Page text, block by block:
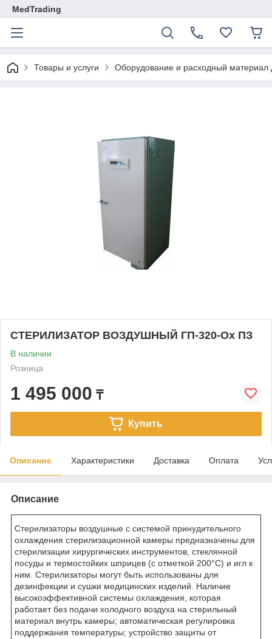
MedTrading
Товары и услуги Оборудование и расходный материал
СТЕРИЛИЗАТОР ВОЗДУШНЫЙ ГП-320-Ох ПЗ
В наличии
Розница
1 495 000 ₸
Купить
Описание Характеристики Доставка Оплата
Описание
Стерилизаторы воздушные с системой принудительного
охлаждения стерилизационной камеры предназначены для
стерилизации хирургических инструментов, стеклянной
посуды и термостойких шприцев (с отметкой 200°С) и игл к
ним. Стерилизаторы могут быть использованы для
дезинфекции и сушки медицинских изделий. Наличие
высокоэффективной системы охлаждения, которая
работает без подачи холодного воздуха на стерильный
материал внутрь камеры; автоматическая регулировка
поддержания температуры; устройство защиты от